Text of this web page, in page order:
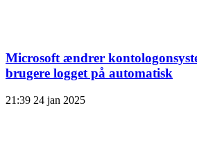
Microsoft ændrer
brugere logget på automatisk
21:39 24 jan 2025